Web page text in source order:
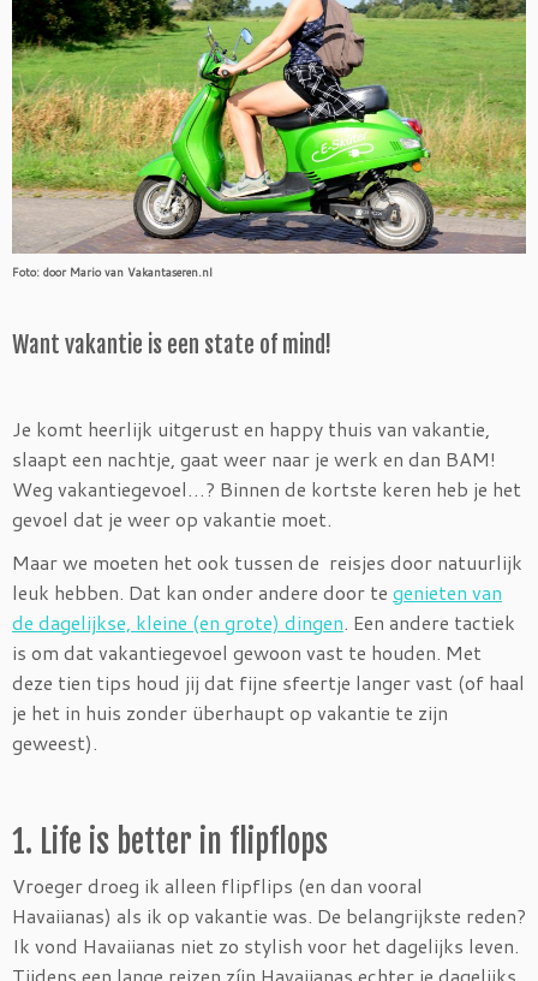
Foto: door Mario van Vakantaseren.nl
Want vakantie is een state of mind!
Je komt heerlijk uitgerust en happy thuis van vakantie,
slaapt een nachtje, gaat weer naar je werk en dan BAM!
Weg vakantiegevoel…? Binnen de kortste keren heb je het
gevoel dat je weer op vakantie moet.
Maar we moeten het ook tussen de reisjes door natuurlijk
leuk hebben. Dat kan onder andere door te genieten van
de dagelijkse, kleine (en grote) dingen. Een andere tactiek
is om dat vakantiegevoel gewoon vast te houden. Met
deze tien tips houd jij dat fijne sfeertje langer vast (of haal
je het in huis zonder überhaupt op vakantie te zijn
geweest).
1. Life is better in flipflops
Vroeger droeg ik alleen flipflips (en dan vooral
Havaiianas) als ik op vakantie was. De belangrijkste reden?
Ik vond Havaiianas niet zo stylish voor het dagelijks leven.